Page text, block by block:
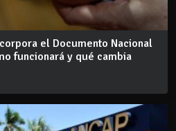
el Documento Nacional
funcionará y qué cambia